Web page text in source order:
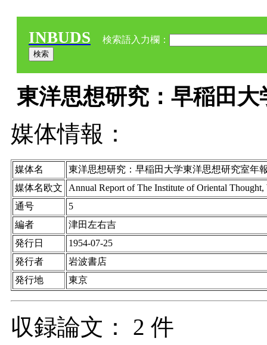
INBUDS 検索語入力欄：
東洋思想研究：早稲田
媒体情報：
媒体名
東洋思想研究：早稲田大学東洋思想研究室年
媒体名欧文
Annual Report of The Institute of Oriental Thought,
通号
5
編者
津田左右吉
発行日
1954-07-25
発行者
岩波書店
発行地
東京
収録論文： 2 件